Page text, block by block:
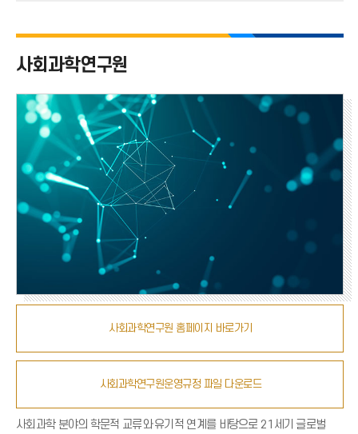
사회과학연구원 홈페이지 바로가기
사회과학연구원운영규정 파일 다운로드
사회과학연구원
사회과학 분야의 학문적 교류와 유기적 연계를 바탕으로 21세기 글로벌